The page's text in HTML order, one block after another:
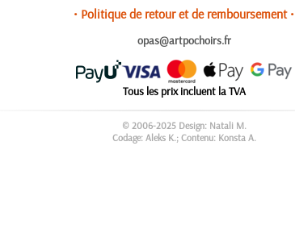
• Politique de retour et de remboursement •
opas@artpochoirs.fr
Tous les prix incluent la TVA
© 2006-2025 Design: Natali M.
Codage: Aleks K.; Contenu: Konsta A.